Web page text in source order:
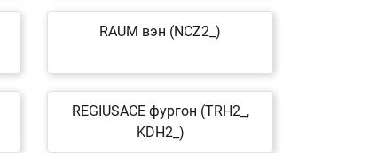
RAUM вэн (NCZ2_)
REGIUSACE фургон (TRH2_,
KDH2_)